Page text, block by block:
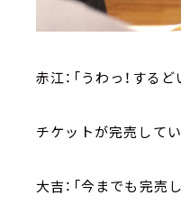
赤江：「うわっ！するど
チケットが完売して
大吉：「今までも完売